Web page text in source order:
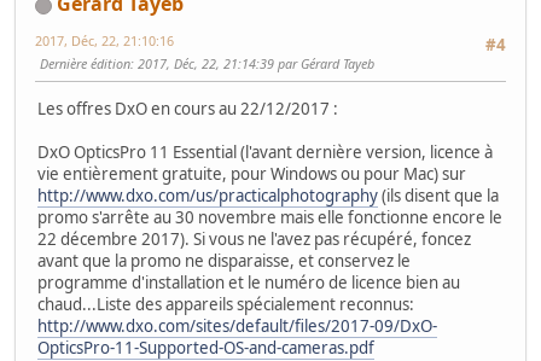
#4
2017, Déc, 22, 21:10:16
Dernière édition: 2017, Déc, 22, 21:14:39 par Gérard Tayeb
Les offres DxO en cours au 22/12/2017 :
DxO OpticsPro 11 Essential (l'avant dernière version, licence à
vie entièrement gratuite, pour Windows ou pour Mac) sur
http://www.dxo.com/us/practicalphotography(ils disent que la
promo s'arrête au 30 novembre mais elle fonctionne encore le
22 décembre 2017). Si vous ne l'avez pas récupéré, foncez
avant que la promo ne disparaisse, et conservez le
programme d'installation et le numéro de licence bien au
chaud...Liste des appareils spécialement reconnus:
http://www.dxo.com/sites/default/files/2017-09/DxO-
OpticsPro-11-Supported-OS-and-cameras.pdf